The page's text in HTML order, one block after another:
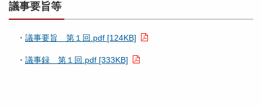
議事要旨等
・ 議事要旨 第１回.pdf [124KB]
・ 議事録 第１回.pdf [333KB]